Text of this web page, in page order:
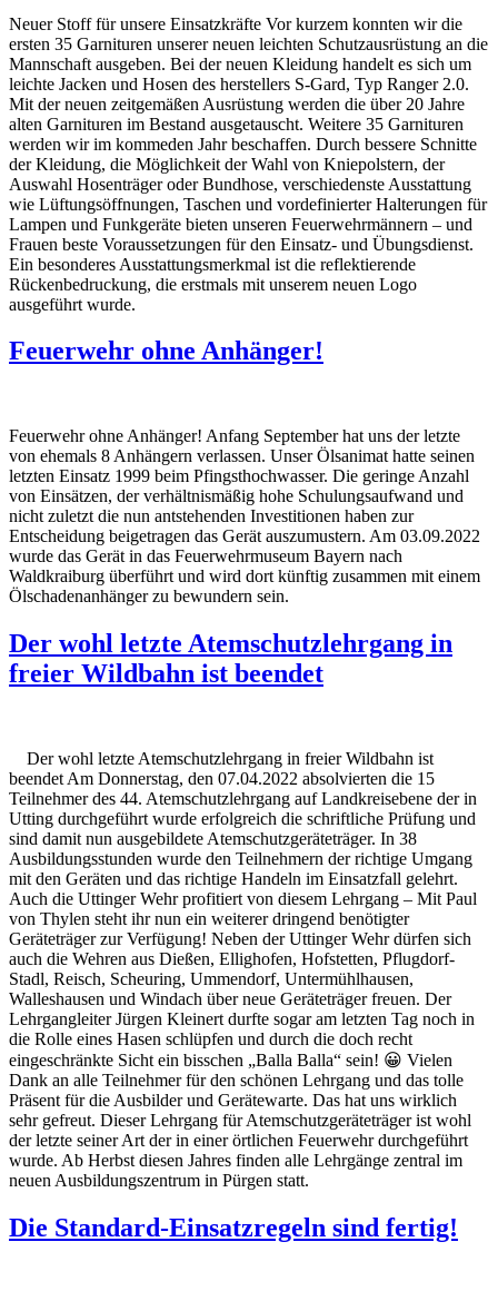
Neuer Stoff für unsere Einsatzkräfte Vor kurzem konnten wir die
ersten 35 Garnituren unserer neuen leichten Schutzausrüstung an die
Mannschaft ausgeben. Bei der neuen Kleidung handelt es sich um
leichte Jacken und Hosen des herstellers S-Gard, Typ Ranger 2.0.
Mit der neuen zeitgemäßen Ausrüstung werden die über 20 Jahre
alten Garnituren im Bestand ausgetauscht. Weitere 35 Garnituren
werden wir im kommeden Jahr beschaffen. Durch bessere Schnitte
der Kleidung, die Möglichkeit der Wahl von Kniepolstern, der
Auswahl Hosenträger oder Bundhose, verschiedenste Ausstattung
wie Lüftungsöffnungen, Taschen und vordefinierter Halterungen für
Lampen und Funkgeräte bieten unseren Feuerwehrmännern – und
Frauen beste Voraussetzungen für den Einsatz- und Übungsdienst.
Ein besonderes Ausstattungsmerkmal ist die reflektierende
Rückenbedruckung, die erstmals mit unserem neuen Logo
ausgeführt wurde.
Feuerwehr ohne Anhänger!
Feuerwehr ohne Anhänger! Anfang September hat uns der letzte
von ehemals 8 Anhängern verlassen. Unser Ölsanimat hatte seinen
letzten Einsatz 1999 beim Pfingsthochwasser. Die geringe Anzahl
von Einsätzen, der verhältnismäßig hohe Schulungsaufwand und
nicht zuletzt die nun antstehenden Investitionen haben zur
Entscheidung beigetragen das Gerät auszumustern. Am 03.09.2022
wurde das Gerät in das Feuerwehrmuseum Bayern nach
Waldkraiburg überführt und wird dort künftig zusammen mit einem
Ölschadenanhänger zu bewundern sein.
Der wohl letzte Atemschutzlehrgang in
freier Wildbahn ist beendet
Der wohl letzte Atemschutzlehrgang in freier Wildbahn ist
beendet Am Donnerstag, den 07.04.2022 absolvierten die 15
Teilnehmer des 44. Atemschutzlehrgang auf Landkreisebene der in
Utting durchgeführt wurde erfolgreich die schriftliche Prüfung und
sind damit nun ausgebildete Atemschutzgeräteträger. In 38
Ausbildungsstunden wurde den Teilnehmern der richtige Umgang
mit den Geräten und das richtige Handeln im Einsatzfall gelehrt.
Auch die Uttinger Wehr profitiert von diesem Lehrgang – Mit Paul
von Thylen steht ihr nun ein weiterer dringend benötigter
Geräteträger zur Verfügung! Neben der Uttinger Wehr dürfen sich
auch die Wehren aus Dießen, Ellighofen, Hofstetten, Pflugdorf-
Stadl, Reisch, Scheuring, Ummendorf, Untermühlhausen,
Walleshausen und Windach über neue Geräteträger freuen. Der
Lehrgangleiter Jürgen Kleinert durfte sogar am letzten Tag noch in
die Rolle eines Hasen schlüpfen und durch die doch recht
eingeschränkte Sicht ein bisschen „Balla Balla“ sein! 😀 Vielen
Dank an alle Teilnehmer für den schönen Lehrgang und das tolle
Präsent für die Ausbilder und Gerätewarte. Das hat uns wirklich
sehr gefreut. Dieser Lehrgang für Atemschutzgeräteträger ist wohl
der letzte seiner Art der in einer örtlichen Feuerwehr durchgeführt
wurde. Ab Herbst diesen Jahres finden alle Lehrgänge zentral im
neuen Ausbildungszentrum in Pürgen statt.
Die Standard-Einsatzregeln sind fertig!